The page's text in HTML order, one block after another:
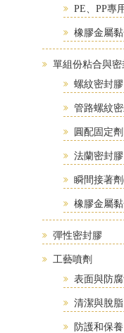
PE、PP專
橡膠金屬黏
單組份粘合與密
螺紋密封膠
管路螺紋
圓配固定劑
法蘭密封膠
瞬間接著
橡膠金屬黏
彈性密封膠
工藝噴劑
表面與防
清潔與脫脂
防護和保養